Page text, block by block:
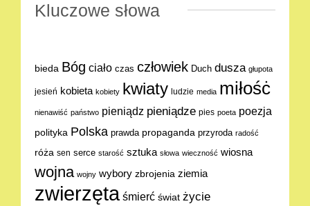
Kluczowe słowa
bieda Bóg ciało czas człowiek Duch dusza głupota
jesień kobieta kobiety kwiaty ludzie media miłośċ
nienawiść państwo pieniądz pieniądze pies poeta poezja
polityka Polska prawda propaganda przyroda radość
róża sen serce starość sztuka słowa wieczność wiosna
wojna wojny wybory zbrojenia ziemia
zwierzęta śmierć świat życie